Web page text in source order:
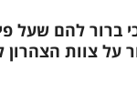
ברור להם שעל
על צוות